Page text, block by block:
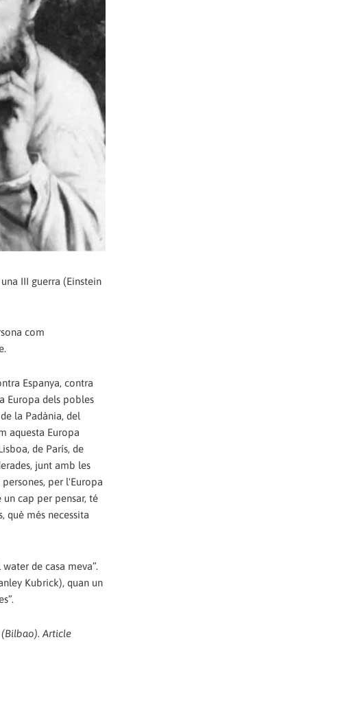
III guerra (Einstein
com
Espanya, contra
Europa dels pobles
la Padània, del
aquesta Europa
de París, de
junt amb les
per l'Europa
cap per pensar, té
què més necessita
de casa meva”.
Kubrick), quan un
Article